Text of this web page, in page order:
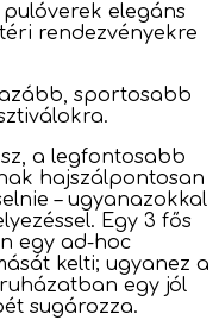
elegáns
rendezvényekre
sportosabb
a legfontosabb
hajszálpontosan
– ugyanazokkal
Egy 3 fős
egy ad-hoc
kelti; ugyanez a
egy jól
sugározza.